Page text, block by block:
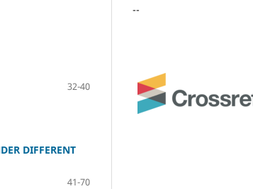
32-40
DIFFERENT
41-70
--